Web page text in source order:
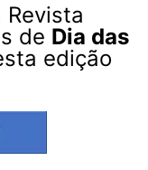
Revista
de Dia das
edição